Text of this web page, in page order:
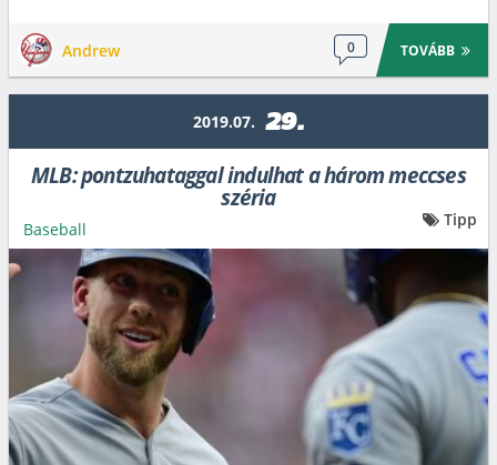
Andrew 0 TOVÁBB
2019.07. 29.
MLB: pontzuhataggal indulhat a három meccses
széria
Baseball Tipp